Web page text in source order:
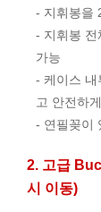
- 지휘봉을
- 지휘봉 전
가능
- 케이스 내
고 안전하
- 연필꽂이
2. 고급
시 이동)